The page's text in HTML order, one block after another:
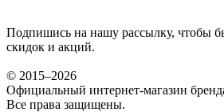
Подпишись на нашу рассылку, чтобы
скидок и акций.
© 2015–2026
Официальный интернет-магазин
Все права защищены.